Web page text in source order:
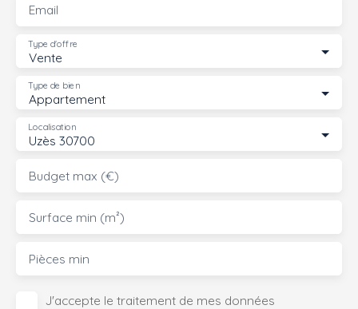
Email
Vente
Type d'offre
Appartement
Type de bien
Uzès 30700
Localisation
Budget max (€)
Surface min (m²)
Pièces min
J'accepte le traitement de mes données